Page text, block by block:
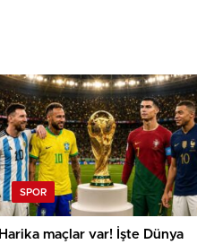
SPOR
Harika maçlar var! İşte Dünya